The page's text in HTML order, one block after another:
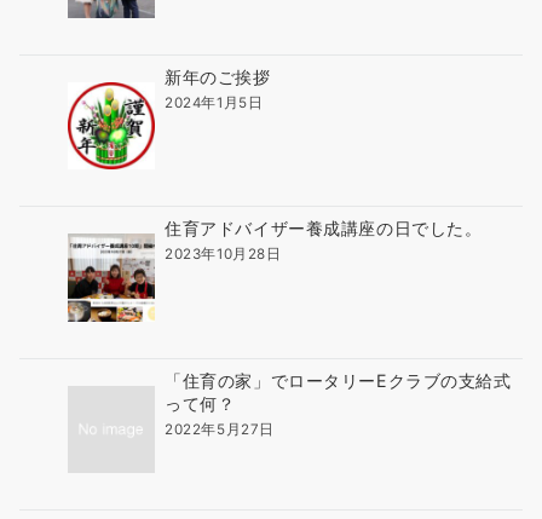
新年のご挨拶
2024年1月5日
住育アドバイザー養成講座の日でした。
2023年10月28日
「住育の家」でロータリーEクラブの支給式
って何？
2022年5月27日